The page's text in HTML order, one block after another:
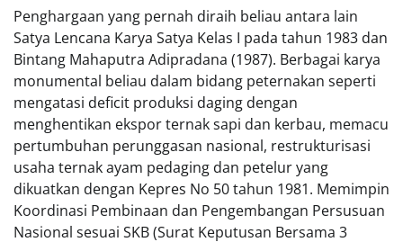
Penghargaan yang pernah diraih beliau antara lain
Satya Lencana Karya Satya Kelas I pada tahun 1983 dan
Bintang Mahaputra Adipradana (1987). Berbagai karya
monumental beliau dalam bidang peternakan seperti
mengatasi deficit produksi daging dengan
menghentikan ekspor ternak sapi dan kerbau, memacu
pertumbuhan perunggasan nasional, restrukturisasi
usaha ternak ayam pedaging dan petelur yang
dikuatkan dengan Kepres No 50 tahun 1981. Memimpin
Koordinasi Pembinaan dan Pengembangan Persusuan
Nasional sesuai SKB (Surat Keputusan Bersama 3